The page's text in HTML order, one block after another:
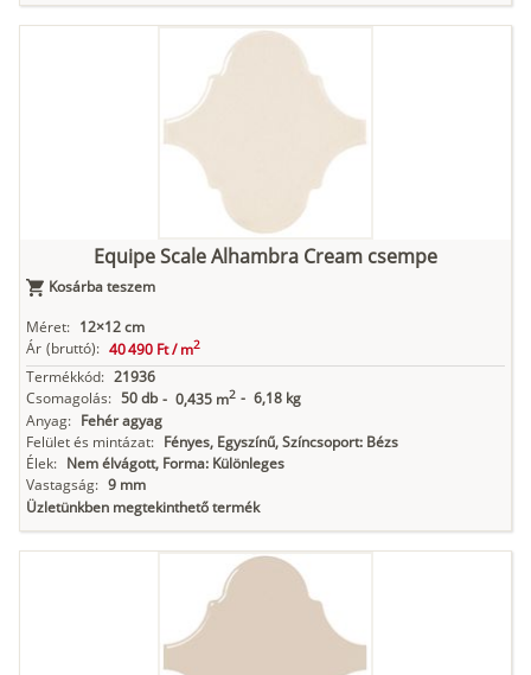
Equipe Scale Alhambra Cream csempe
Kosárba teszem
Méret: 12×12 cm
Ár (bruttó): 40 490 Ft /m2
Termékkód: 21936
Csomagolás: 50 db - 0,435 m2 - 6,18 kg
Anyag: Fehér agyag
Felület és mintázat: Fényes, Egyszínű, Színcsoport: Bézs
Élek: Nem élvágott, Forma: Különleges
Vastagság: 9 mm
Üzletünkben megtekinthető termék